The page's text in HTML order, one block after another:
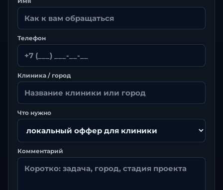
Телефон
Клиника / город
Что нужно
Комментарий